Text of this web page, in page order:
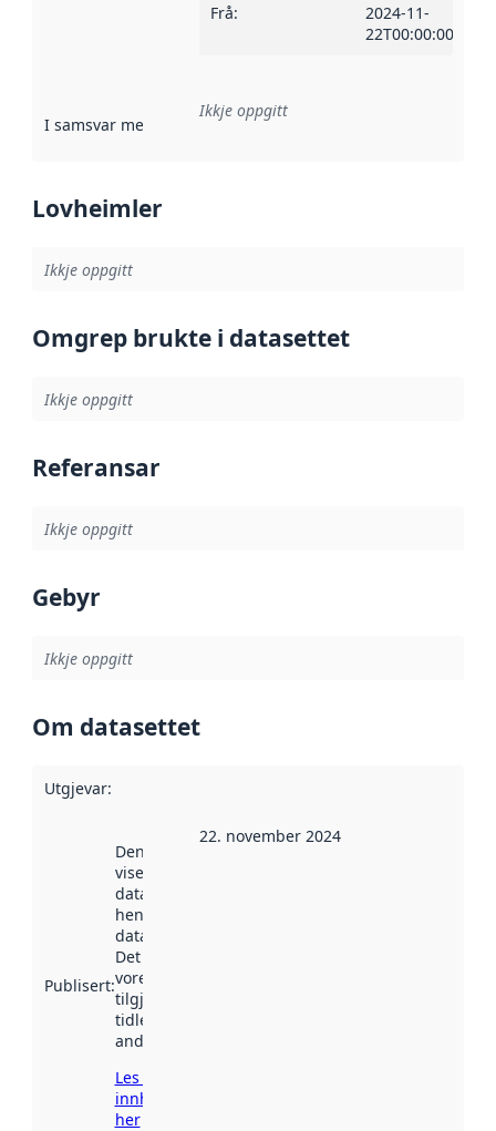
Frå:
2024-11-
22T00:00:00Z
I samsvar med Referanse til ei implementeringsregel eller
Ikkje oppgitt
Lovheimler
Ikkje oppgitt
Omgrep brukte i datasettet
Ikkje oppgitt
Referansar
Ikkje oppgitt
Gebyr
Ikkje oppgitt
Om datasettet
Utgjevar:
Publisert:
Denne datoen
viser når
datasettet vart
henta inn av
data.norge.no.
Det kan ha
vore
tilgjengeleg
tidlegare
andre stader.
Les meir om
innhenting
her
22. november 2024